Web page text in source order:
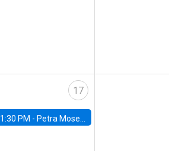
17
1:30 PM - Petra Moser, NYU Stern